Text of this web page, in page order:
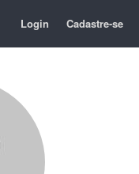
Login Cadastre-se